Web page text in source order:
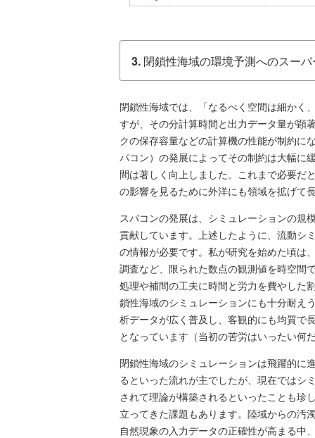
3. 閉鎖性海域の環境予測へのスー
閉鎖性海域では、「なるべく空間は細かく
すが、その分計算時間と出力データ量が顕
クの保存容量などの計算機の性能が制約に
パコン）の発展によってその制約は大幅に
間は著しく向上しました。これまで必要だ
の影響を見るために外洋にも領域を拡げて
スパコンの発展は、シミュレーションの規
貢献しています。上述したように、流動シ
の情報が必要です。私が研究を始めた頃は
調査など、限られた数点の観測値を時空間
処理や補間の工夫に時間と労力を費やした
鎖性海域のシミュレーションにも十分耐え
析データが広く普及し、客観的にも均質で
となっています（当初の苦労はいったい何
閉鎖性海域のシミュレーションは飛躍的に
るといった流れが主でしたが、現在ではシ
されて理論が構築されるといったことも珍
立ってきた課題もあります。陸域からの汚
自然現象の入力データの正確性が高まる中